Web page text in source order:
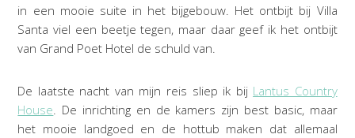
in een mooie suite in het bijgebouw. Het ontbijt bij Villa
Santa viel een beetje tegen, maar daar geef ik het ontbijt
van Grand Poet Hotel de schuld van.
De laatste nacht van mijn reis sliep ik bij Lantus Country
House. De inrichting en de kamers zijn best basic, maar
het mooie landgoed en de hottub maken dat allemaal